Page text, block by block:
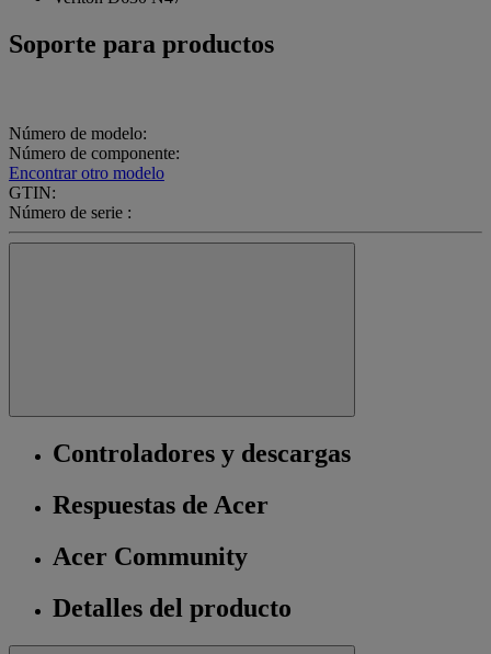
Soporte para productos
Número de modelo:
Número de componente:
Encontrar otro modelo
GTIN:
Número de serie :
Controladores y descargas
Respuestas de Acer
Acer Community
Detalles del producto